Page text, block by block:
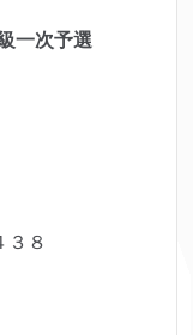
一次予選
８